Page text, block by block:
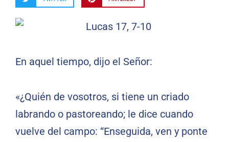
En aquel tiempo, dijo el Señor:
«¿Quién de vosotros, si tiene un criado
labrando o pastoreando; le dice cuando
vuelve del campo: “Enseguida, ven y ponte